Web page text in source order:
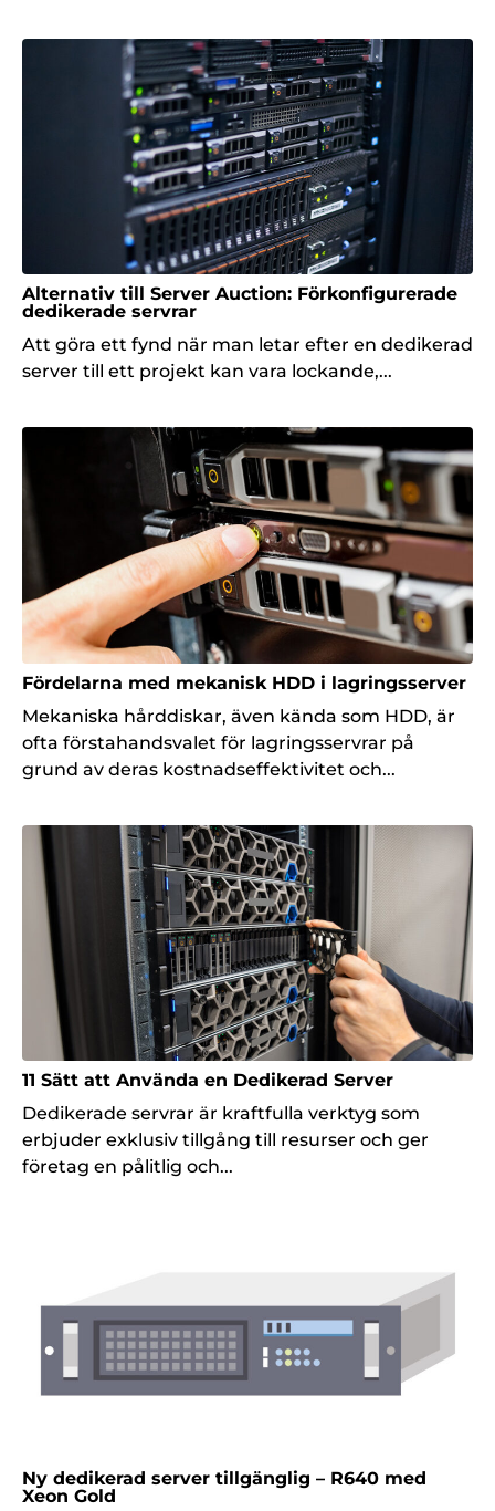
Alternativ till Server Auction: Förkonfigurerade
dedikerade servrar
Att göra ett fynd när man letar efter en dedikerad
server till ett projekt kan vara lockande,...
Fördelarna med mekanisk HDD i lagringsserver
Mekaniska hårddiskar, även kända som HDD, är
ofta förstahandsvalet för lagringsservrar på
grund av deras kostnadseffektivitet och...
11 Sätt att Använda en Dedikerad Server
Dedikerade servrar är kraftfulla verktyg som
erbjuder exklusiv tillgång till resurser och ger
företag en pålitlig och...
Ny dedikerad server tillgänglig – R640 med
Xeon Gold